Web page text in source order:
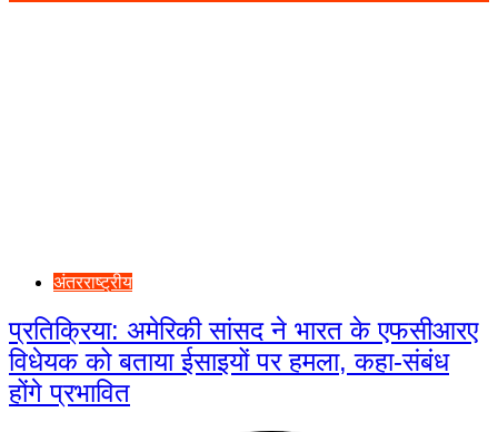
अंतरराष्ट्रीय
प्रतिक्रिया: अमेरिकी सांसद ने भारत के एफसीआरए
विधेयक को बताया ईसाइयों पर हमला, कहा-संबंध
होंगे प्रभावित